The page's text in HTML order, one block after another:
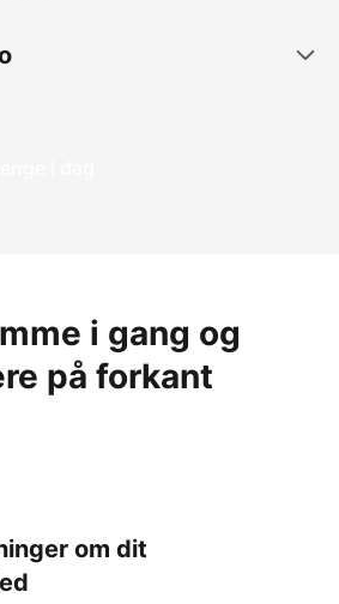
i dag
i gang og
på forkant
om dit